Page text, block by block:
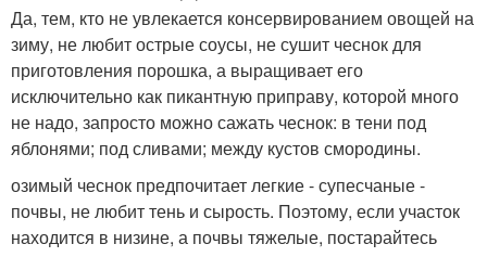
Да, тем, кто не увлекается консервированием овощей на
зиму, не любит острые соусы, не сушит чеснок для
приготовления порошка, а выращивает его
исключительно как пикантную приправу, которой много
не надо, запросто можно сажать чеснок: в тени под
яблонями; под сливами; между кустов смородины.
озимый чеснок предпочитает легкие - супесчаные -
почвы, не любит тень и сырость. Поэтому, если участок
находится в низине, а почвы тяжелые, постарайтесь